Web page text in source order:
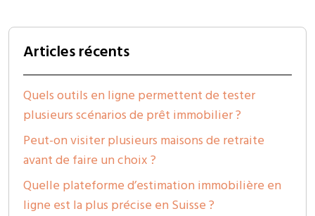
Articles récents
Quels outils en ligne permettent de tester
plusieurs scénarios de prêt immobilier ?
Peut-on visiter plusieurs maisons de retraite
avant de faire un choix ?
Quelle plateforme d’estimation immobilière en
ligne est la plus précise en Suisse ?